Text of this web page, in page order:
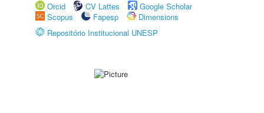
Orcid
CV Lattes
Google Scholar
Scopus
Fapesp
Dimensions
Repositório Institucional UNESP